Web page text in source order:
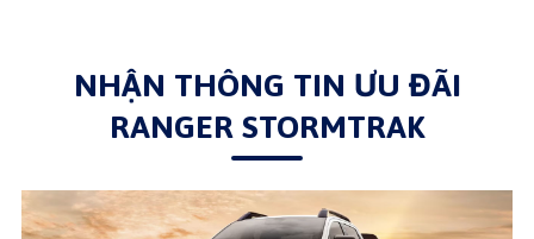
NHẬN THÔNG TIN ƯU ĐÃI
RANGER STORMTRAK